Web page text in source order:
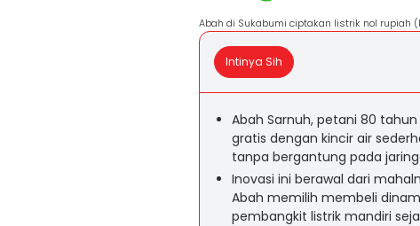
Abah di Sukabumi ciptakan listrik nol rupiah
Intinya Sih
Abah Sarnuh, petani 80
gratis dengan kincir air
tanpa bergantung pada
Inovasi ini berawal dari
Abah memilih membeli
pembangkit listrik mandiri